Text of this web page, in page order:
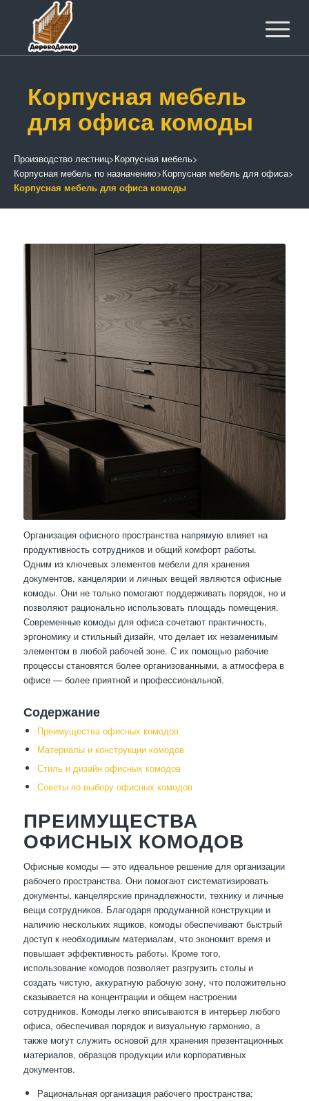
Корпусная мебель
для офиса комоды
Производство лестниц>Корпусная мебель>
Корпусная мебель по назначению>Корпусная мебель для офиса>
Корпусная мебель для офиса комоды
Организация офисного пространства напрямую влияет на
продуктивность сотрудников и общий комфорт работы.
Одним из ключевых элементов мебели для хранения
документов, канцелярии и личных вещей являются офисные
комоды. Они не только помогают поддерживать порядок, но и
позволяют рационально использовать площадь помещения.
Современные комоды для офиса сочетают практичность,
эргономику и стильный дизайн, что делает их незаменимым
элементом в любой рабочей зоне. С их помощью рабочие
процессы становятся более организованными, а атмосфера в
офисе — более приятной и профессиональной.
Содержание
Преимущества офисных комодов
Материалы и конструкции комодов
Стиль и дизайн офисных комодов
Советы по выбору офисных комодов
ПРЕИМУЩЕСТВА
ОФИСНЫХ КОМОДОВ
Офисные комоды — это идеальное решение для организации
рабочего пространства. Они помогают систематизировать
документы, канцелярские принадлежности, технику и личные
вещи сотрудников. Благодаря продуманной конструкции и
наличию нескольких ящиков, комоды обеспечивают быстрый
доступ к необходимым материалам, что экономит время и
повышает эффективность работы. Кроме того,
использование комодов позволяет разгрузить столы и
создать чистую, аккуратную рабочую зону, что положительно
сказывается на концентрации и общем настроении
сотрудников. Комоды легко вписываются в интерьер любого
офиса, обеспечивая порядок и визуальную гармонию, а
также могут служить основой для хранения презентационных
материалов, образцов продукции или корпоративных
документов.
Рациональная организация рабочего пространства;